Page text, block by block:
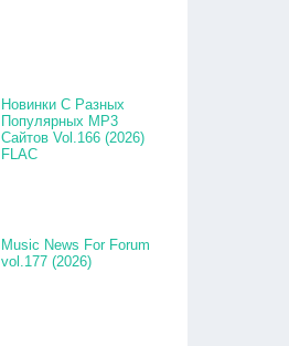
Новинки С Разных
Популярных MP3
Сайтов Vol.166 (2026)
FLAC
Music News For Forum
vol.177 (2026)